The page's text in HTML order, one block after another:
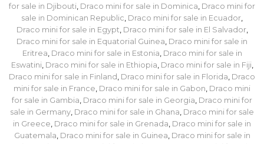
for sale in Djibouti, Draco mini for sale in Dominica, Draco mini for
sale in Dominican Republic, Draco mini for sale in Ecuador,
Draco mini for sale in Egypt, Draco mini for sale in El Salvador,
Draco mini for sale in Equatorial Guinea, Draco mini for sale in
Eritrea, Draco mini for sale in Estonia, Draco mini for sale in
Eswatini, Draco mini for sale in Ethiopia, Draco mini for sale in Fiji,
Draco mini for sale in Finland , Draco mini for sale in Florida, Draco
mini for sale in France, Draco mini for sale in Gabon, Draco mini
for sale in Gambia, Draco mini for sale in Georgia, Draco mini for
sale in Germany, Draco mini for sale in Ghana, Draco mini for sale
in Greece, Draco mini for sale in Grenada, Draco mini for sale in
Guatemala, Draco mini for sale in Guinea, Draco mini for sale in